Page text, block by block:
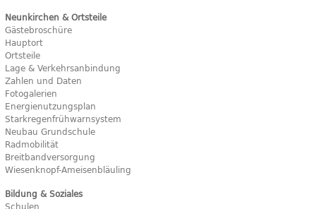
Neunkirchen & Ortsteile
Gästebroschüre
Hauptort
Ortsteile
Lage & Verkehrsanbindung
Zahlen und Daten
Fotogalerien
Energienutzungsplan
Starkregenfrühwarnsystem
Neubau Grundschule
Radmobilität
Breitbandversorgung
Wiesenknopf-Ameisenbläuling
Bildung & Soziales
Schulen